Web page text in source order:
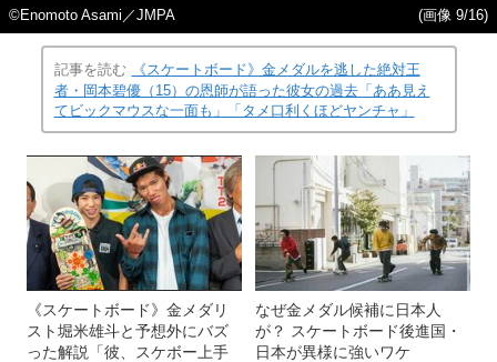
©︎Enomoto Asami／JMPA (画像 9/16)
記事を読む
《スケートボード》金メダルを逃した絶対王
者・岡本碧優（15）の恩師が語った彼女の過去「ああ見え
てビックマウスな一面も」「タメ口利くほどヤンチャ」
《スケートボード》金メダリ
スト堀米雄斗と予想外にバズ
った解説「彼、スケボー上手
なぜ金メダル候補に日本人
が？ スケートボード後進国・
日本が異様に強いワケ